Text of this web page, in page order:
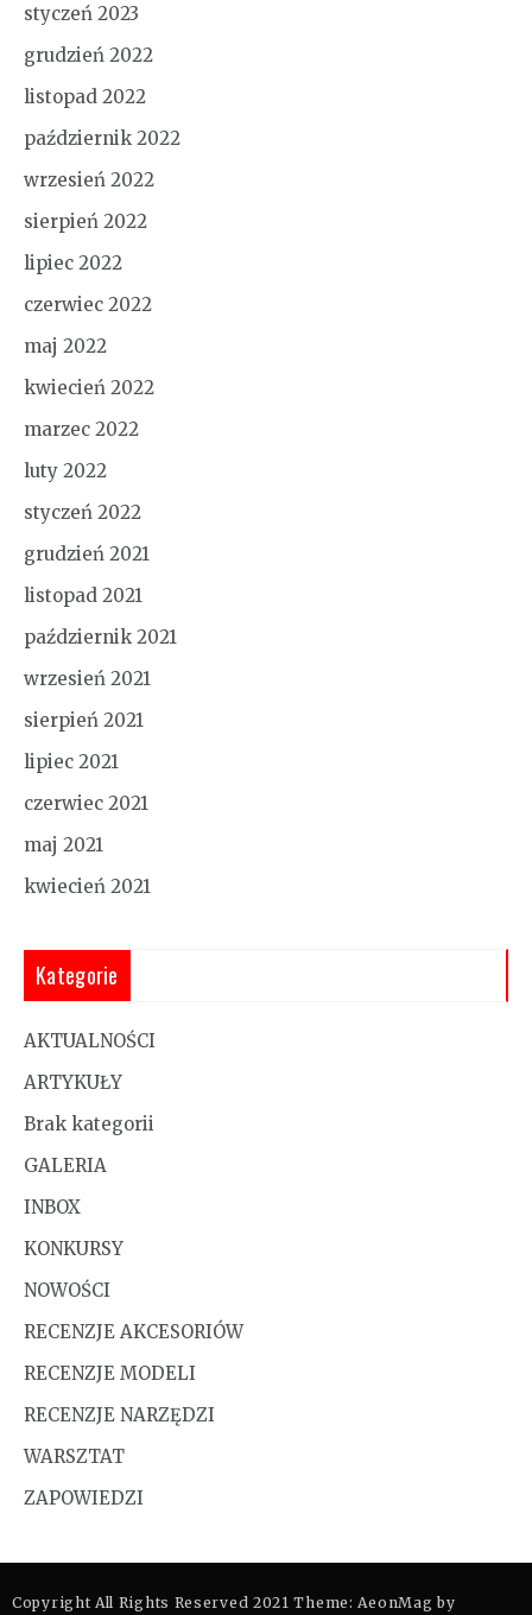
styczeń 2023
grudzień 2022
listopad 2022
październik 2022
wrzesień 2022
sierpień 2022
lipiec 2022
czerwiec 2022
maj 2022
kwiecień 2022
marzec 2022
luty 2022
styczeń 2022
grudzień 2021
listopad 2021
październik 2021
wrzesień 2021
sierpień 2021
lipiec 2021
czerwiec 2021
maj 2021
kwiecień 2021
Kategorie
AKTUALNOŚCI
ARTYKUŁY
Brak kategorii
GALERIA
INBOX
KONKURSY
NOWOŚCI
RECENZJE AKCESORIÓW
RECENZJE MODELI
RECENZJE NARZĘDZI
WARSZTAT
ZAPOWIEDZI
Copyright All Rights Reserved 2021 Theme: AeonMag by